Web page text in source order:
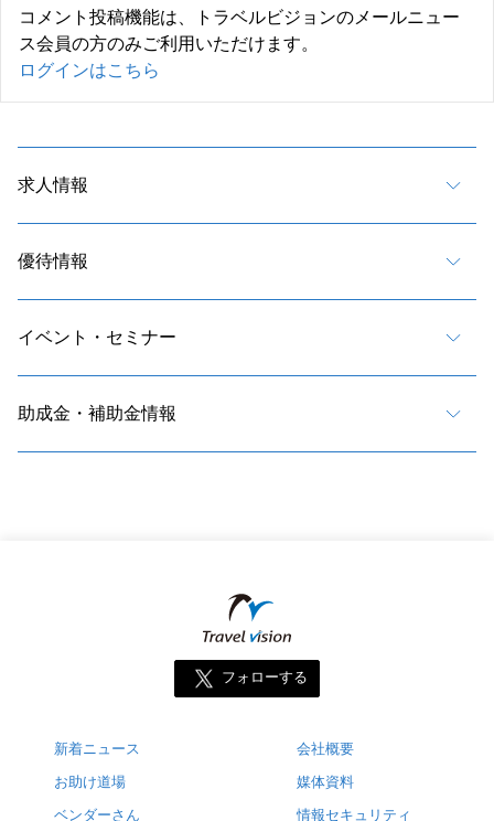
コメント投稿機能は、トラベルビジョンのメールニュー
ス会員の方のみご利用いただけます。
ログインはこちら
求人情報
優待情報
イベント・セミナー
助成金・補助金情報
フォローする
新着ニュース
お助け道場
ベンダーさん
会社概要
媒体資料
情報セキュリティ